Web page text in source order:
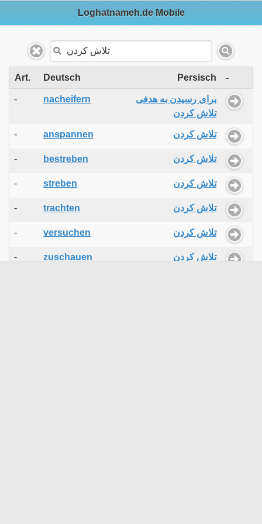
Loghatnameh.de Mobile
Art. Deutsch Persisch -
- nacheifern
برای رسیدن به هدفی
تلاش کردن
- anspannen تلاش کردن
- bestreben تلاش کردن
- streben تلاش کردن
- trachten تلاش کردن
- versuchen تلاش کردن
- zuschauen تلاش کردن